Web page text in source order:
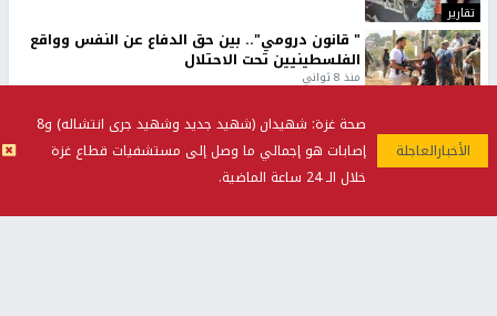
صحة غزة: شهيدان (شهيد جديد وشهيد جرى انتشاله) و8
إصابات هو إجمالي ما وصل إلى مستشفيات قطاع غزة
خلال الـ 24 ساعة الماضية.
تقارير
" قانون درومي".. بين حق الدفاع عن النفس وواقع
الفلسطينيين تحت الاحتلال
منذ 8 ثواني
شهداء بينهم أطفال في غزة.. والاحتلال يصعّد
غاراته ويمنح السكان دقائق للإخلاء
منذ 11 ثانية